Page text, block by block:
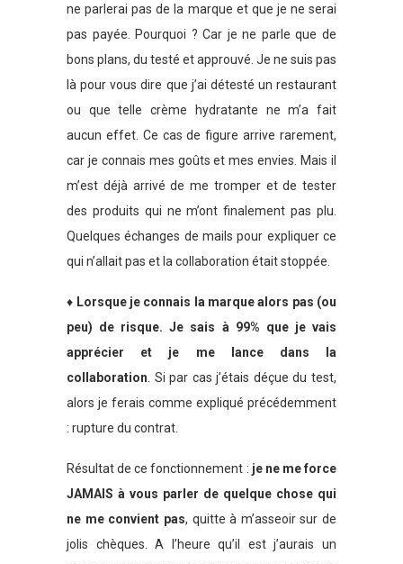
ne parlerai pas de la marque et que je ne serai
pas payée. Pourquoi ? Car je ne parle que de
bons plans, du testé et approuvé. Je ne suis pas
là pour vous dire que j’ai détesté un restaurant
ou que telle crème hydratante ne m’a fait
aucun effet. Ce cas de figure arrive rarement,
car je connais mes goûts et mes envies. Mais il
m’est déjà arrivé de me tromper et de tester
des produits qui ne m’ont finalement pas plu.
Quelques échanges de mails pour expliquer ce
qui n’allait pas et la collaboration était stoppée.
♦ Lorsqueje connais la marque alors pas (ou
peu) de risque. Je sais à 99% que je vais
apprécier et je me lance dans la
collaboration . Si par cas j’étais déçue du test,
alors je ferais comme expliqué précédemment
: rupture du contrat.
Résultat de ce fonctionnement : je ne me force
JAMAIS à vous parler de quelque chose qui
ne me convient pas, quitte à m’asseoir sur de
jolis chèques. A l’heure qu’il est j’aurais un